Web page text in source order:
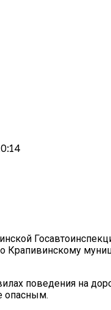
Крапивинскому
поведения на
опасным.